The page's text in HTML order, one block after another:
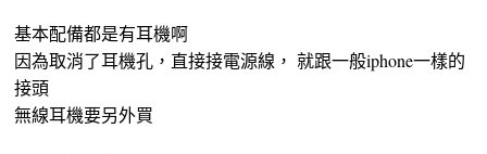
基本配備都是有耳機啊
因為取消了耳機孔，直接接電源線， 就跟一般iphone一樣的
接頭
無線耳機要另外買